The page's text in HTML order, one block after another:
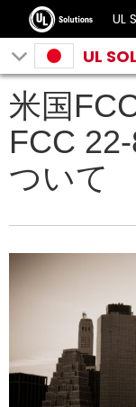
UL
UL
米国
FCC
ついて